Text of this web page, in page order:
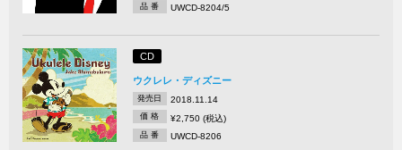
品 番 UWCD-8204/5
CD
ウクレレ・ディズニー
発売日 2018.11.14
価 格 ¥2,750 (税込)
品 番 UWCD-8206